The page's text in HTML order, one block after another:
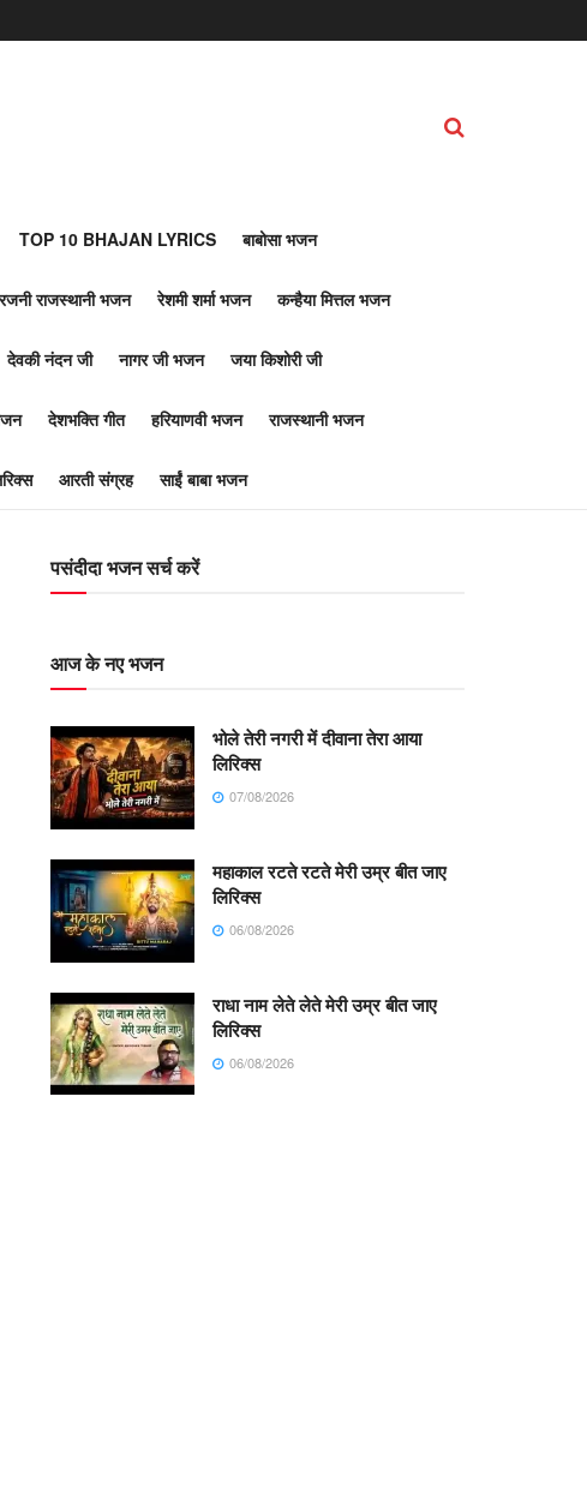
TOP 10 BHAJAN LYRICS बाबोसा भजन
रजनी राजस्थानी भजन रेशमी शर्मा भजन कन्हैया मित्तल भजन
देवकी नंदन जी नागर जी भजन जया किशोरी जी
देशभक्ति गीत हरियाणवी भजन राजस्थानी भजन
आरती संग्रह साईं बाबा भजन
पसंदीदा भजन सर्च करें
आज के नए भजन
भोले तेरी नगरी में दीवाना तेरा आया
लिरिक्स
07/08/2026
महाकाल रटते रटते मेरी उम्र बीत जाए
लिरिक्स
06/08/2026
राधा नाम लेते लेते मेरी उम्र बीत जाए
लिरिक्स
06/08/2026